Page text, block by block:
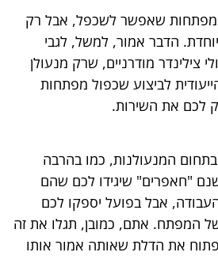
מפתחות שאפשר לשכפל, אבל רק
הדבר אמור, למשל, לגבי
צילינדר מודרניים, שרק מנעולן
לביצוע שכפול מפתחות
לכם את השירות.
המנעולנות, כמו בהרבה
"חאפרים" שיגידו לכם שהם
אבל בפועל יספקו לכם
המפתח. אתם, כמובן, תגלו את זה
את הדלת שאותה אמור אותו